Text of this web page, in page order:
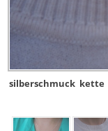
silberschmuck kette